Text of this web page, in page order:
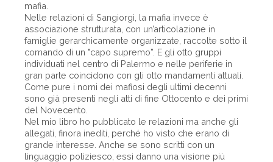
mafia.
Nelle relazioni di Sangiorgi, la mafia invece è
associazione strutturata, con un’articolazione in
famiglie gerarchicamente organizzate, raccolte sotto il
comando di un "capo supremo”. E gli otto gruppi
individuati nel centro di Palermo e nelle periferie in
gran parte coincidono con gli otto mandamenti attuali.
Come pure i nomi dei mafiosi degli ultimi decenni
sono già presenti negli atti di fine Ottocento e dei primi
del Novecento.
Nel mio libro ho pubblicato le relazioni ma anche gli
allegati, finora inediti, perché ho visto che erano di
grande interesse. Anche se sono scritti con un
linguaggio poliziesco, essi danno una visione più